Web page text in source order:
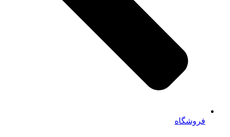
فروشگاه